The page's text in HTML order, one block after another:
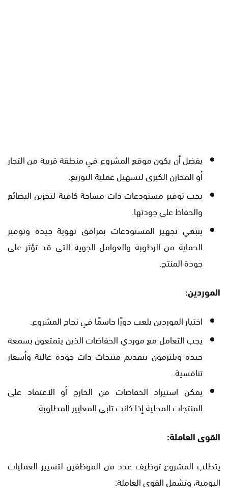
يفضل أن يكون موقع المشروع في منطقة قريبة من التجار
أو المخازن الكبرى لتسهيل عملية التوزيع.
يجب توفير مستودعات ذات مساحة كافية لتخزين البضائع
والحفاظ على جودتها.
ينبغي تجهيز المستودعات بمرافق تهوية جيدة وتوفير
الحماية من الرطوبة والعوامل الجوية التي قد تؤثر على
جودة المنتج.
الموردين:
اختيار الموردين يلعب دورًا حاسمًا في نجاح المشروع.
يجب التعامل مع موردي الحفاضات الذين يتمتعون بسمعة
جيدة ويلتزمون بتقديم منتجات ذات جودة عالية وأسعار
تنافسية.
يمكن استيراد الحفاضات من الخارج أو الاعتماد على
المنتجات المحلية إذا كانت تلبي المعايير المطلوبة.
القوى العاملة:
يتطلب المشروع توظيف عدد من الموظفين لتسيير العمليات
اليومية، وتشمل القوى العاملة: